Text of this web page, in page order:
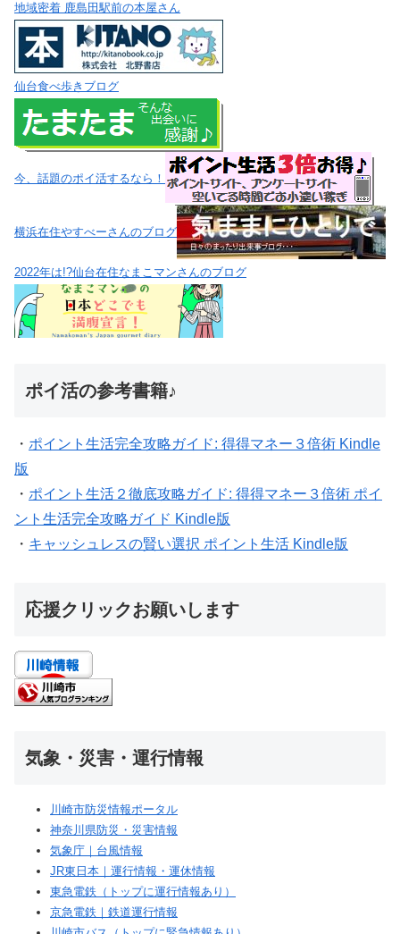
地域密着 鹿島田駅前の本屋さん
仙台食べ歩きブログ
今、話題のポイ活するなら！
横浜在住やすべーさんのブログ
2022年は!?仙台在住なまこマンさんのブログ
ポイ活の参考書籍♪
・ ポイント生活完全攻略ガイド: 得得マネー３倍術 Kindle
版
・ ポイント生活２徹底攻略ガイド: 得得マネー３倍術 ポイ
ント生活完全攻略ガイド Kindle版
・ キャッシュレスの賢い選択 ポイント生活 Kindle版
応援クリックお願いします
気象・災害・運行情報
川崎市防災情報ポータル
神奈川県防災・災害情報
気象庁｜台風情報
JR東日本｜運行情報・運休情報
東急電鉄（トップに運行情報あり）
京急電鉄｜鉄道運行情報